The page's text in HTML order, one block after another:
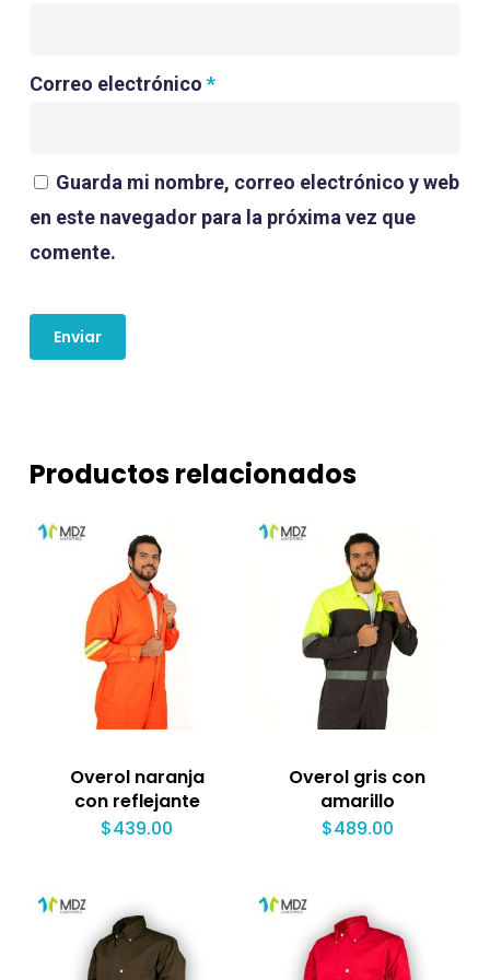
Correo electrónico *
Guarda mi nombre, correo electrónico y web
en este navegador para la próxima vez que
comente.
Productos relacionados
Overol naranja
con reflejante
$439.00
Overol gris con
amarillo
$489.00